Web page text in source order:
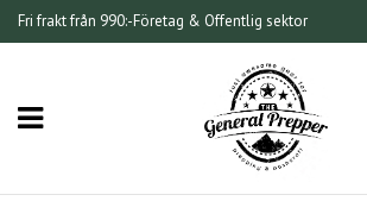
Fri frakt från 990:-Företag & Offentlig sektor